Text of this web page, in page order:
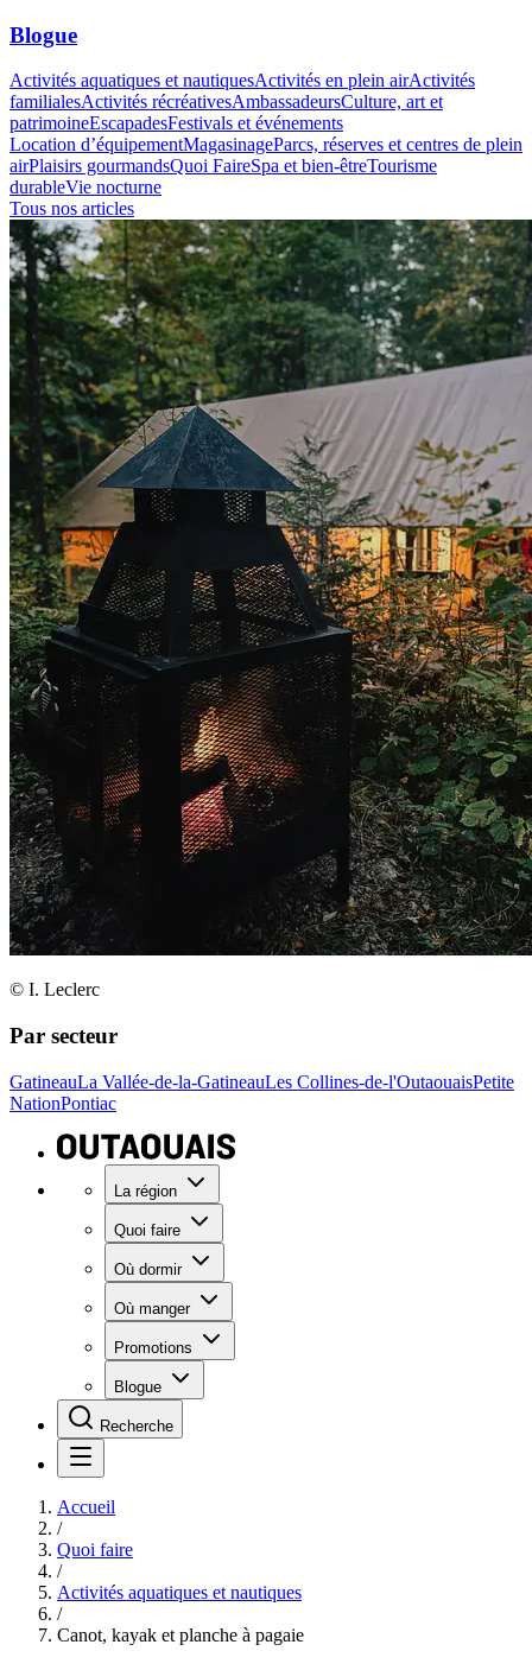
Blogue
Activités aquatiques et nautiquesActivités en plein airActivités
familialesActivités récréativesAmbassadeursCulture, art et
patrimoineEscapadesFestivals et événements
Location d’équipementMagasinageParcs, réserves et centres de plein
airPlaisirs gourmandsQuoi FaireSpa et bien-êtreTourisme
durableVie nocturne
Tous nos articles
© I. Leclerc
Par secteur
GatineauLa Vallée-de-la-GatineauLes Collines-de-l'OutaouaisPetite
NationPontiac
La région
Quoi faire
Où dormir
Où manger
Promotions
Blogue
Recherche
Accueil
/
Quoi faire
/
Activités aquatiques et nautiques
/
Canot, kayak et planche à pagaie